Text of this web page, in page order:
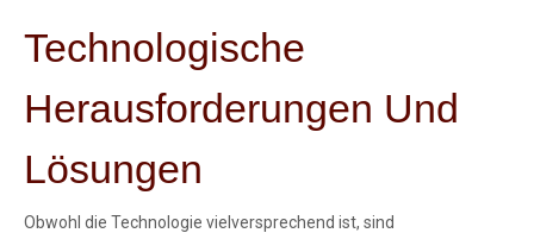
Technologische
Herausforderungen Und
Lösungen
Obwohl die Technologie vielversprechend ist, sind